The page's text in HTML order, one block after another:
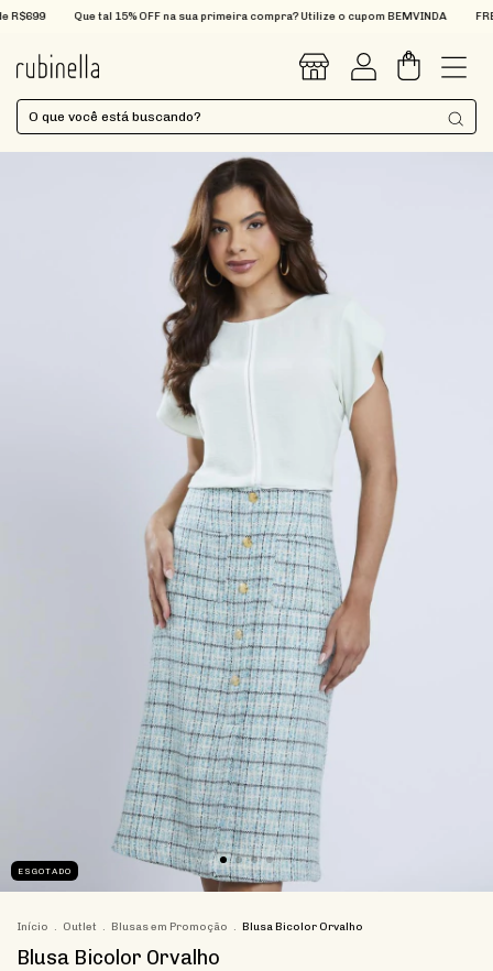
Que tal 15% OFF na sua primeira compra? Utilize o cupom BEMVINDA
0
ESGOTADO
Início . Outlet . Blusas em Promoção . Blusa Bicolor Orvalho
Blusa Bicolor Orvalho